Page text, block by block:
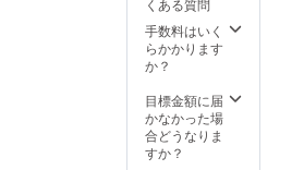
くある質問
手数料はいく
らかかります
か？
目標金額に届
かなかった場
合どうなりま
すか？